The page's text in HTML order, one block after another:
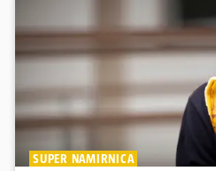
SUPER NAMIRNICA